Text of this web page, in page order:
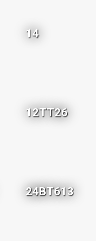
14
12TT26
24BT613